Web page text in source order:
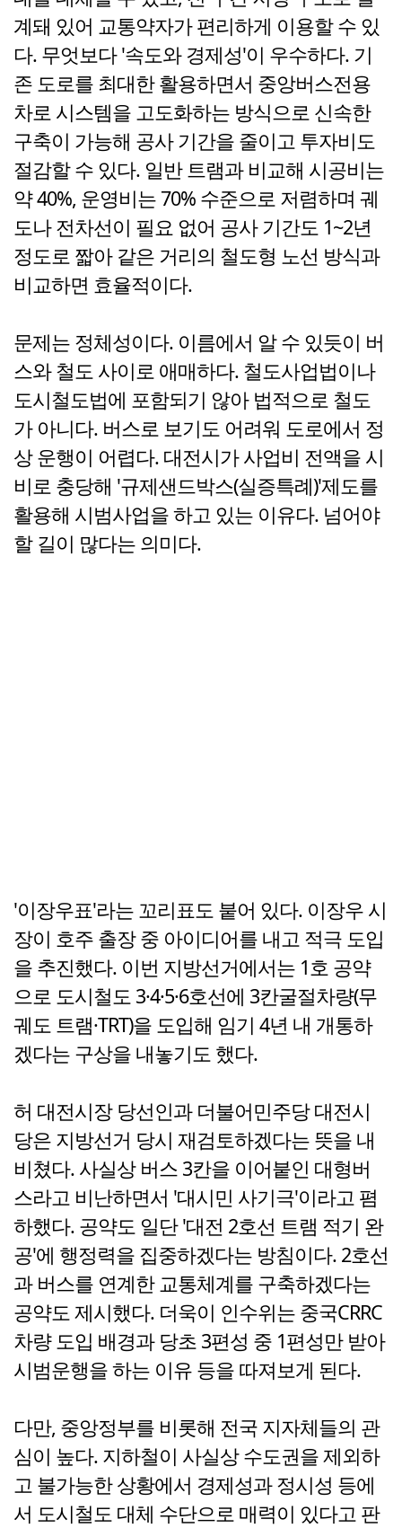
계돼 있어 교통약자가 편리하게 이용할 수 있
다. 무엇보다 '속도와 경제성'이 우수하다. 기
존 도로를 최대한 활용하면서 중앙버스전용
차로 시스템을 고도화하는 방식으로 신속한
구축이 가능해 공사 기간을 줄이고 투자비도
절감할 수 있다. 일반 트램과 비교해 시공비는
약 40%, 운영비는 70% 수준으로 저렴하며 궤
도나 전차선이 필요 없어 공사 기간도 1~2년
정도로 짧아 같은 거리의 철도형 노선 방식과
비교하면 효율적이다.
문제는 정체성이다. 이름에서 알 수 있듯이 버
스와 철도 사이로 애매하다. 철도사업법이나
도시철도법에 포함되기 않아 법적으로 철도
가 아니다. 버스로 보기도 어려워 도로에서 정
상 운행이 어렵다. 대전시가 사업비 전액을 시
비로 충당해 '규제샌드박스(실증특례)'제도를
활용해 시범사업을 하고 있는 이유다. 넘어야
할 길이 많다는 의미다.
'이장우표'라는 꼬리표도 붙어 있다. 이장우 시
장이 호주 출장 중 아이디어를 내고 적극 도입
을 추진했다. 이번 지방선거에서는 1호 공약
으로 도시철도 3·4·5·6호선에 3칸굴절차량(무
궤도 트램·TRT)을 도입해 임기 4년 내 개통하
겠다는 구상을 내놓기도 했다.
허 대전시장 당선인과 더불어민주당 대전시
당은 지방선거 당시 재검토하겠다는 뜻을 내
비쳤다. 사실상 버스 3칸을 이어붙인 대형버
스라고 비난하면서 '대시민 사기극'이라고 폄
하했다. 공약도 일단 '대전 2호선 트램 적기 완
공'에 행정력을 집중하겠다는 방침이다. 2호선
과 버스를 연계한 교통체계를 구축하겠다는
공약도 제시했다. 더욱이 인수위는 중국CRRC
차량 도입 배경과 당초 3편성 중 1편성만 받아
시범운행을 하는 이유 등을 따져보게 된다.
다만, 중앙정부를 비롯해 전국 지자체들의 관
심이 높다. 지하철이 사실상 수도권을 제외하
고 불가능한 상황에서 경제성과 정시성 등에
서 도시철도 대체 수단으로 매력이 있다고 판